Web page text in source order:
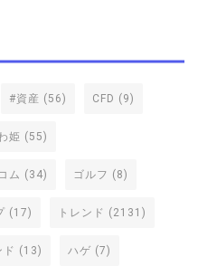
#資産 (56) CFD (9)
姫 (55)
ム (34) ゴルフ (8)
(17) トレンド (2131)
(13) ハゲ (7)